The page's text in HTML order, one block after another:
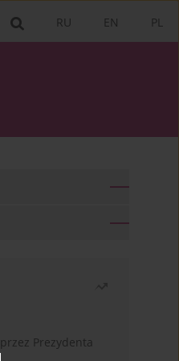
PL
EN
RU
Prezydenta